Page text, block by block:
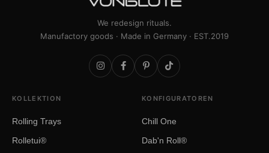
We redesign rituals.
Manufactory goods · Made in Germany · EST.2019
KOLLEKTION
Rolling Trays
Rolletui®
KONFIGURATOREN
Chill One
Dab'n Roll®